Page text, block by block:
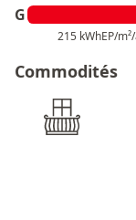
G
215 kWhEP/
Commodités